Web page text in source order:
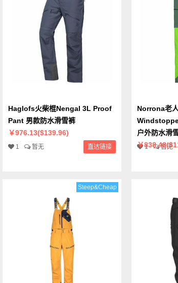
Haglofs火柴棍Nengal 3L Proof
Pant 男款防水滑雪裤
￥976.13($139.96)
1 暂无 直达链接
Norrona老
户外防水滑
￥1 暂无
Steep&Cheap